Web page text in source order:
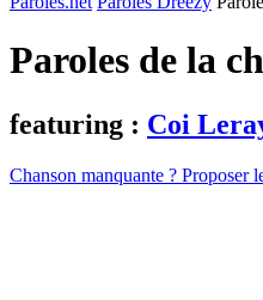
Paroles de la
featuring : Coi
Chanson manquante ? Proposer